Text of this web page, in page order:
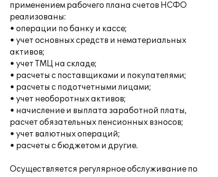
применением рабочего плана счетов НСФО
реализованы:
• операции по банку и кассе;
• учет основных средств и нематериальных
активов;
• учет ТМЦ на складе;
• расчеты с поставщиками и покупателями;
• расчеты с подотчетными лицами;
• учет необоротных активов;
• начисление и выплата заработной платы,
расчет обязательных пенсионных взносов;
• учет валютных операций;
• расчеты с бюджетом и другие.
Осуществляется регулярное обслуживание по